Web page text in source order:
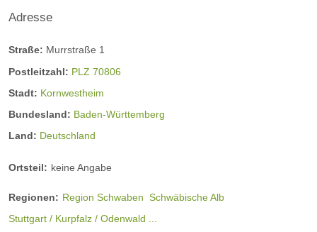
Adresse
Straße: Murrstraße 1
Postleitzahl: PLZ 70806
Stadt: Kornwestheim
Bundesland: Baden-Württemberg
Land: Deutschland
Ortsteil: keine Angabe
Regionen: Region Schwaben Schwäbische Alb
Stuttgart / Kurpfalz / Odenwald ...